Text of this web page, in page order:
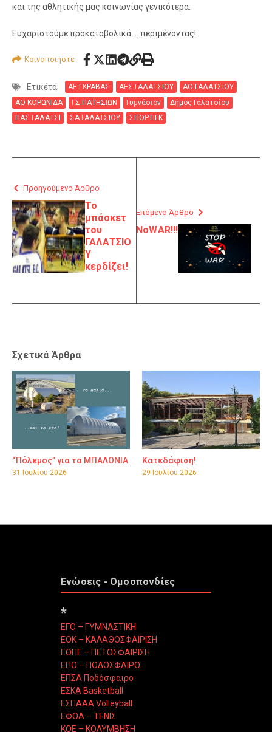
και της αθλητικής μας κοινωνίας γενικότερα.
Ευχαριστούμε προκαταβολικά…. περιμένοντας!
Κοινοποιήστε
Ετικέτα: ΑΕ ΓΚΡΑΒΑΣ ΑΕΣ ΓΑΛΑΤΣΙΟΥ
ΑΟ ΓΑΛΑΤΣΙΟΥ
ΑΟ ΚΟΡΩΝΙΔΑ
ΓΣ ΠΑΤΗΣΙΩΝ Γυμνάσιον
Δήμος Γαλατσίου
ΠΑΣ ΓΑΛΑΤΣΙ
ΣΑ ΓΑΛΑΤΣΙΟΥ ΣΠΟΡΤΙΓΚ
Προηγούμενο Άρθρο
Το
μπάσκετ
του
ΓΑΛΑΤΣΙΟ
Υ
κερδίζει!
Επόμενο Άρθρο
NoWAR!!!
Σχετικά Άρθρα
“Πόλεμος” για τα ΜΠΑΛΟΝΙΑ
31 Ιουλίου 2026
Κατεδάφιση!
29 Ιουλίου 2026
Ενώσεις - Ομοσπονδίες
*
ΕΓΟ – ΓΥΜΝΑΣΤΙΚΗ
ΕΟΚ – ΚΑΛΑΘΟΣΦΑΙΡΙΣΗ
ΕΟΠΕ – ΠΕΤΟΣΦΑΙΡΙΣΗ
ΕΠΟ – ΠΟΔΟΣΦΑΙΡΟ
ΕΠΣΑ Ποδόσφαιρο
ΕΣΚΑ Basketball
ΕΣΠΑΑΑ Volleyball
ΕΦΟΑ – ΤΕΝΙΣ
ΚΟΕ – ΚΟΛΥΜΒΗΣΗ